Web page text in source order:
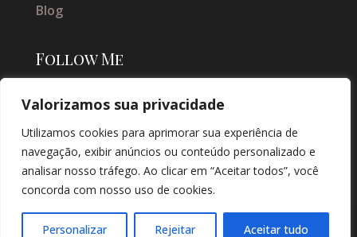
Valorizamos sua privacidade
Utilizamos cookies para aprimorar sua experiência de
navegação, exibir anúncios ou conteúdo personalizado e
analisar nosso tráfego. Ao clicar em “Aceitar todos”, você
concorda com nosso uso de cookies.
Personalizar Rejeitar Aceitar tudo
Blog
Follow Me
SOLUÇÕES DIGITAIS |
CRIAÇÃO DE SITES